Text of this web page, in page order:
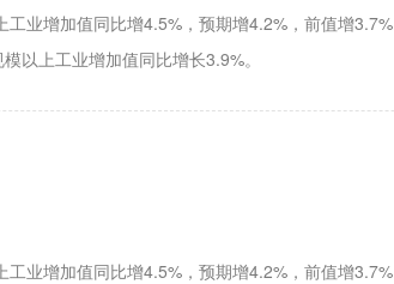
业增加值同比增4.5%，预期增4.2%，前值增
以上工业增加值同比增长3.9%。
业增加值同比增4.5%，预期增4.2%，前值增3.7%